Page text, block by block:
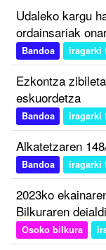
Udaleko kargu
ordainsariak
Bandoa iragarki
Ezkontza
eskuordetza
Bandoa iragarki
Alkatetzaren
Bandoa iragarki
2023ko
Bilkuraren
Osoko bilkura